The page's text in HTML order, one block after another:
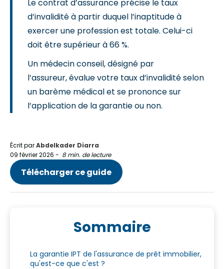
Le contrat d’assurance précise le taux
d’invalidité à partir duquel l’inaptitude à
exercer une profession est totale. Celui-ci
doit être supérieur à 66 %.
Un médecin conseil, désigné par
l’assureur, évalue votre taux d’invalidité selon
un barème médical et se prononce sur
l’application de la garantie ou non.
Écrit parAbdelkader Diarra
09 février 2026 - 8 min. de lecture
Télécharger ce guide
Sommaire
La garantie IPT de l'assurance de prêt immobilier,
qu'est-ce que c'est ?